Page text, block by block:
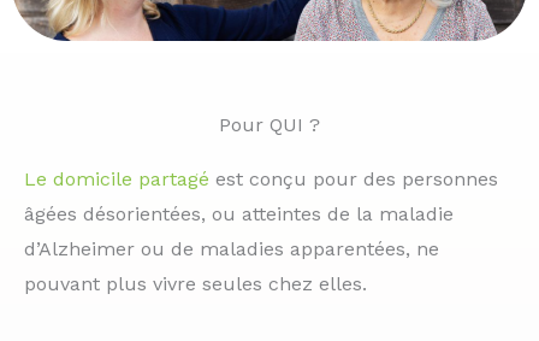
Pour QUI ?
Le domicile partagé est conçu pour des personnes
âgées désorientées, ou atteintes de la maladie
d’Alzheimer ou de maladies apparentées, ne
pouvant plus vivre seules chez elles.